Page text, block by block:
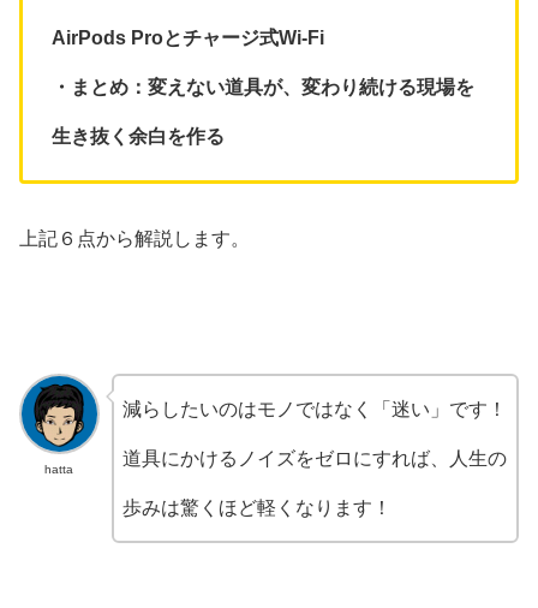
AirPods Proとチャージ式Wi-Fi
・まとめ：変えない道具が、変わり続ける現場を
生き抜く余白を作る
上記６点から解説します。
hatta
減らしたいのはモノではなく「迷い」です！
道具にかけるノイズをゼロにすれば、人生の
歩みは驚くほど軽くなります！